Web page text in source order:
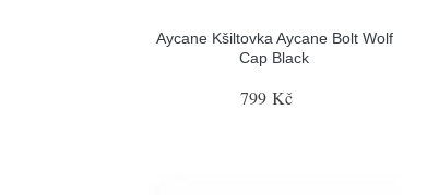
Aycane Kšiltovka Aycane Bolt Wolf
Cap Black
799 Kč